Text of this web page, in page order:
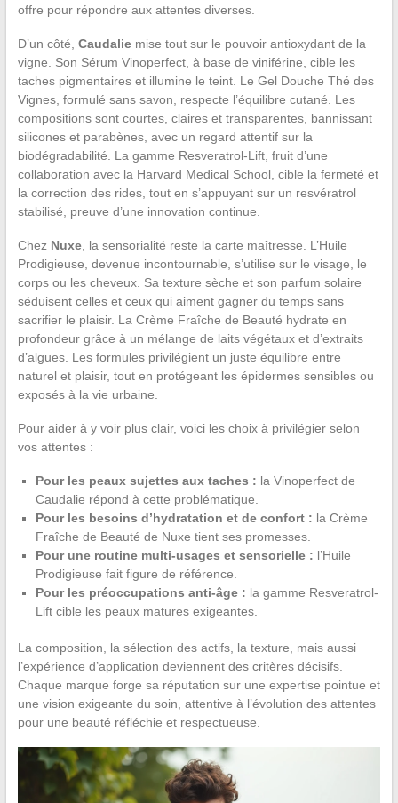
offre pour répondre aux attentes diverses.
D’un côté, Caudaliemise tout sur le pouvoir antioxydant de la
vigne. Son Sérum Vinoperfect, à base de viniférine, cible les
taches pigmentaires et illumine le teint. Le Gel Douche Thé des
Vignes, formulé sans savon, respecte l’équilibre cutané. Les
compositions sont courtes, claires et transparentes, bannissant
silicones et parabènes, avec un regard attentif sur la
biodégradabilité. La gamme Resveratrol-Lift, fruit d’une
collaboration avec la Harvard Medical School, cible la fermeté et
la correction des rides, tout en s’appuyant sur un resvératrol
stabilisé, preuve d’une innovation continue.
Chez Nuxe, la sensorialité reste la carte maîtresse. L’Huile
Prodigieuse, devenue incontournable, s’utilise sur le visage, le
corps ou les cheveux. Sa texture sèche et son parfum solaire
séduisent celles et ceux qui aiment gagner du temps sans
sacrifier le plaisir. La Crème Fraîche de Beauté hydrate en
profondeur grâce à un mélange de laits végétaux et d’extraits
d’algues. Les formules privilégient un juste équilibre entre
naturel et plaisir, tout en protégeant les épidermes sensibles ou
exposés à la vie urbaine.
Pour aider à y voir plus clair, voici les choix à privilégier selon
vos attentes :
Pour les peaux sujettes aux taches : la Vinoperfect de
Caudalie répond à cette problématique.
Pour les besoins d’hydratation et de confort : la Crème
Fraîche de Beauté de Nuxe tient ses promesses.
Pour une routine multi-usages et sensorielle : l’Huile
Prodigieuse fait figure de référence.
Pour les préoccupations anti-âge : la gamme Resveratrol-
Lift cible les peaux matures exigeantes.
La composition, la sélection des actifs, la texture, mais aussi
l’expérience d’application deviennent des critères décisifs.
Chaque marque forge sa réputation sur une expertise pointue et
une vision exigeante du soin, attentive à l’évolution des attentes
pour une beauté réfléchie et respectueuse.